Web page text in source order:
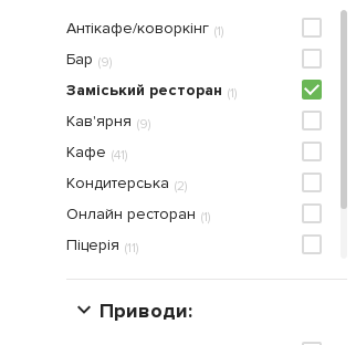
(1)
Антікафе/коворкінг
(9)
Бар
(1)
Заміський ресторан
(9)
Кав'ярня
(41)
Кафе
(2)
Кондитерська
(1)
Онлайн ресторан
(11)
Піцерія
(1)
Рестобар
(45)
Ресторан
Приводи: